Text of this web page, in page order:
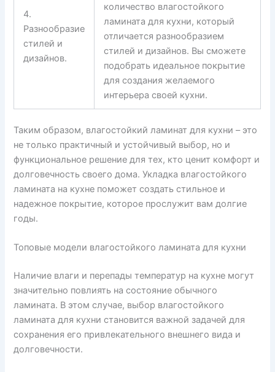
4.
Разнообразие
стилей и
дизайнов.
количество влагостойкого
ламината для кухни, который
отличается разнообразием
стилей и дизайнов. Вы сможете
подобрать идеальное покрытие
для создания желаемого
интерьера своей кухни.
Таким образом, влагостойкий ламинат для кухни – это
не только практичный и устойчивый выбор, но и
функциональное решение для тех, кто ценит комфорт и
долговечность своего дома. Укладка влагостойкого
ламината на кухне поможет создать стильное и
надежное покрытие, которое прослужит вам долгие
годы.
Топовые модели влагостойкого ламината для кухни
Наличие влаги и перепады температур на кухне могут
значительно повлиять на состояние обычного
ламината. В этом случае, выбор влагостойкого
ламината для кухни становится важной задачей для
сохранения его привлекательного внешнего вида и
долговечности.